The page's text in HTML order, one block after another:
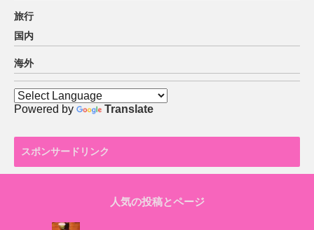
旅行
国内
海外
Powered by Translate
スポンサードリンク
人気の投稿とページ